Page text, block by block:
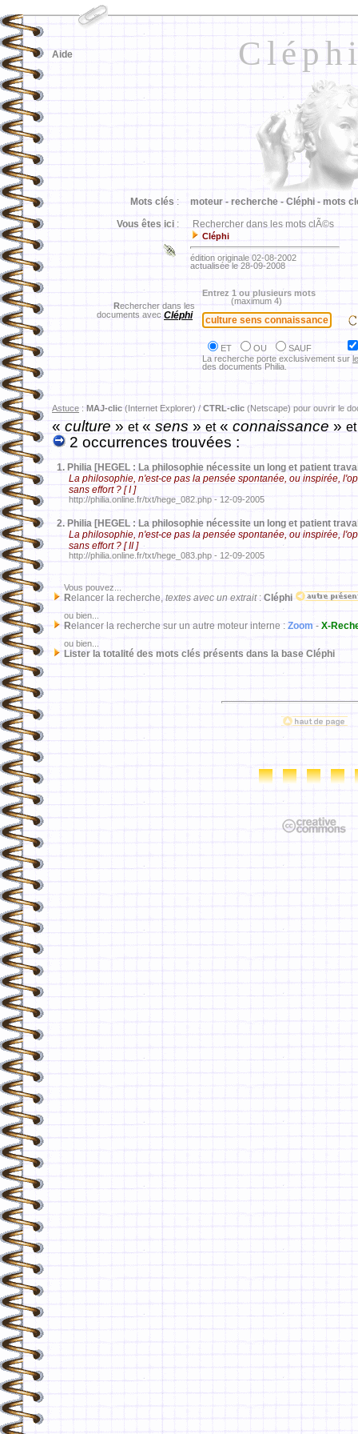
Aide
Mots clés : moteur - recherche - Cléphi - mots
Vous êtes ici : Rechercher dans les mots clÃ©s
Cléphi
édition originale 02-08-2002
actualisée le 28-09-2008
Rechercher dans les
documents avec Cléphi
Entrez 1 ou plusieurs mots
(maximum 4)
ET OU
SAUF
La recherche porte exclusivement sur
des documents Philia.
Astuce : MAJ-clic (Internet Explorer) / CTRL-clic (Netscape) pour ouvrir le
«culture» et« sens » et« connaissance » et
2 occurrences trouvées :
1. Philia [HEGEL : La philosophie nécessite un long et patient
La philosophie, n'est-ce pas la pensée spontanée, ou inspirée,
sans effort ? [ I ]
http://philia.online.fr/txt/hege_082.php - 12-09-2005
2. Philia [HEGEL : La philosophie nécessite un long et patient
La philosophie, n'est-ce pas la pensée spontanée, ou inspirée,
sans effort ? [ II ]
http://philia.online.fr/txt/hege_083.php - 12-09-2005
Vous pouvez...
Relancer la recherche, textes avec un extrait: Cléphi
ou bien...
Relancer la recherche sur un autre moteur interne : Zoom - X-
ou bien...
Lister la totalité des mots clés présents dans la base Cléphi